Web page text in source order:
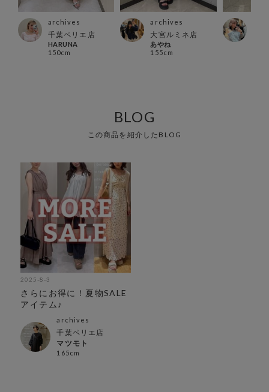
archives
千葉ペリエ店
HARUNA
150cm
archives
大宮ルミネ店
あやね
155cm
BLOG
この商品を紹介したBLOG
2025-8-3
さらにお得に！夏物SALE
アイテム♪
archives
千葉ペリエ店
マツモト
165cm